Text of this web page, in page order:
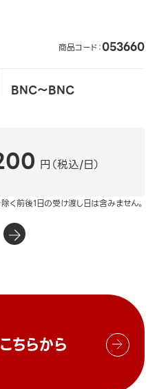
商品コード：053660
BNC～BNC
円（税込/日）
く前後1日の受け渡し日は含みません。
ちらから